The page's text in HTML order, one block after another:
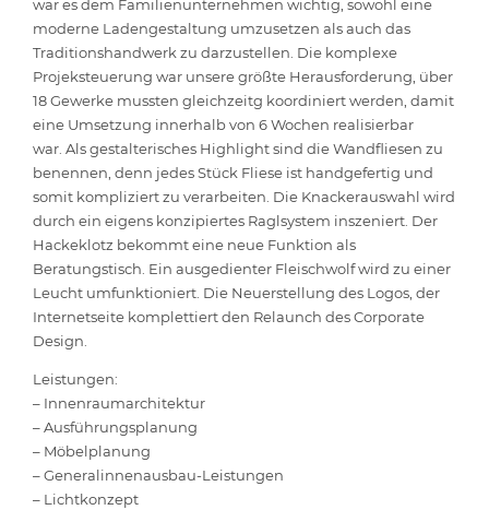
war es dem Familienunternehmen wichtig, sowohl eine
moderne Ladengestaltung umzusetzen als auch das
Traditionshandwerk zu darzustellen. Die komplexe
Projeksteuerung war unsere größte Herausforderung, über
18 Gewerke mussten gleichzeitg koordiniert werden, damit
eine Umsetzung innerhalb von 6 Wochen realisierbar
war. Als gestalterisches Highlight sind die Wandfliesen zu
benennen, denn jedes Stück Fliese ist handgefertig und
somit kompliziert zu verarbeiten. Die Knackerauswahl wird
durch ein eigens konzipiertes Raglsystem inszeniert. Der
Hackeklotz bekommt eine neue Funktion als
Beratungstisch. Ein ausgedienter Fleischwolf wird zu einer
Leucht umfunktioniert. Die Neuerstellung des Logos, der
Internetseite komplettiert den Relaunch des Corporate
Design.
Leistungen:
– Innenraumarchitektur
– Ausführungsplanung
– Möbelplanung
– Generalinnenausbau-Leistungen
– Lichtkonzept